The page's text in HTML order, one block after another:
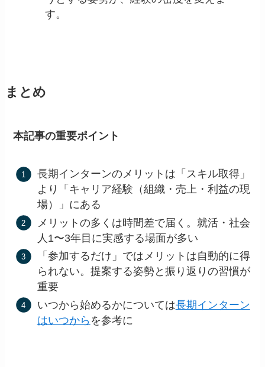
す。
まとめ
本記事の重要ポイント
長期インターンのメリットは「スキル取得」
より「キャリア経験（組織・売上・利益の現
場）」にある
メリットの多くは時間差で届く。就活・社会
人1〜3年目に実感する場面が多い
「参加するだけ」ではメリットは自動的に得
られない。提案する姿勢と振り返りの習慣が
重要
いつから始めるかについては長期インターン
はいつから を参考に